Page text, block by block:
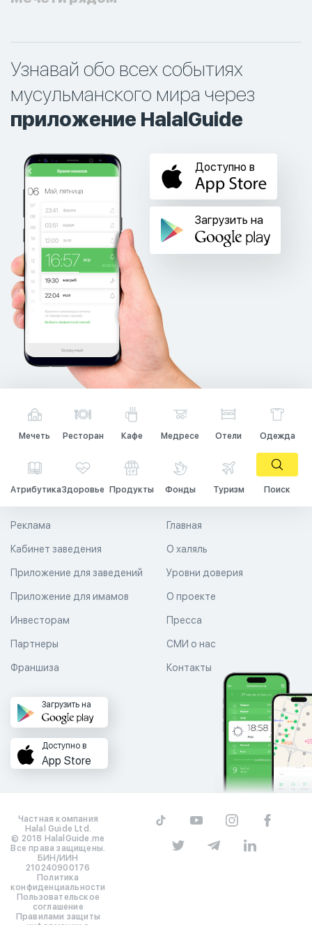
Узнавай обо всех событиях
мусульманского мира через
приложение HalalGuide
Доступно в
Загрузить на
Мечеть Ресторан Кафе Медресе Отели Одежда
АтрибутикаЗдоровье Продукты Фонды Туризм Поиск
Главная
О халяль
Уровни доверия
Реклама
Кабинет заведения
Приложение для заведений
Приложение для имамов О проекте
Пресса
СМИ о нас
Контакты
Инвесторам
Партнеры
Франшиза
Загрузить на
Доступно в
App Store
Частная компания
Halal Guide Ltd.
© 2018 HalalGuide.me
Все права защищены.
БИН/ИИН
210240900176
Политика
конфиденциальности
Пользовательское
соглашение
Правилами защиты